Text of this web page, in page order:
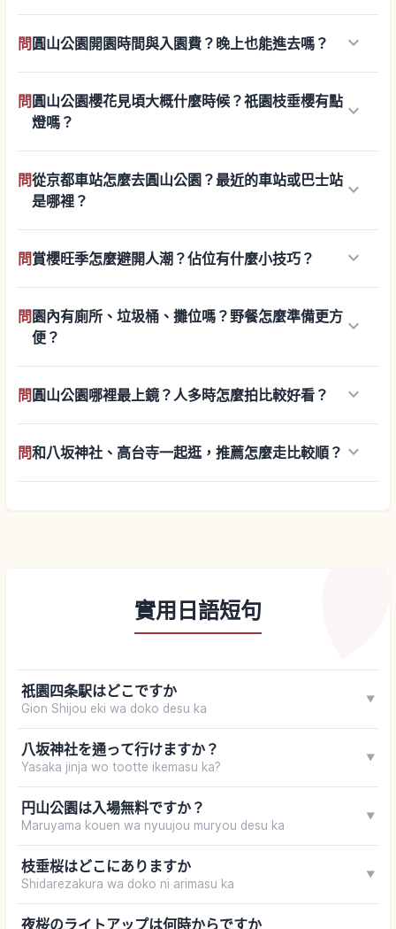
問 圓山公園開園時間與入園費？晚上也能進去嗎？ keyboard_arrow_down
問 圓山公園櫻花見頃大概什麼時候？祇園枝垂櫻有點
燈嗎？
keyboard_arrow_down
問從京都車站怎麼去圓山公園？最近的車站或巴士站
是哪裡？
keyboard_arrow_down
問賞櫻旺季怎麼避開人潮？佔位有什麼小技巧？ keyboard_arrow_down
問 園內有廁所、垃圾桶、攤位嗎？野餐怎麼準備更方
便？
keyboard_arrow_down
問 圓山公園哪裡最上鏡？人多時怎麼拍比較好看？ keyboard_arrow_down
問和八坂神社、高台寺一起逛，推薦怎麼走比較順？ keyboard_arrow_down
實用日語短句
祇園四条駅はどこですか
Gion Shijou eki wa doko desu ka
▼
八坂神社を通って行けますか？
Yasaka jinja wo tootte ikemasu ka?
▼
円山公園は入場無料ですか？
Maruyama kouen wa nyuujou muryou desu ka
▼
枝垂桜はどこにありますか
Shidarezakura wa doko ni arimasu ka
▼
夜桜のライトアップは何時からですか